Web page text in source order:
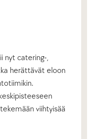
nyt catering-,
herättävät eloon
viihtyisää